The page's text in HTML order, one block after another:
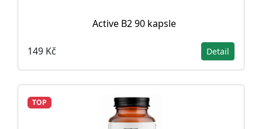
Active B2 90 kapsle
149 Kč Detail
TOP